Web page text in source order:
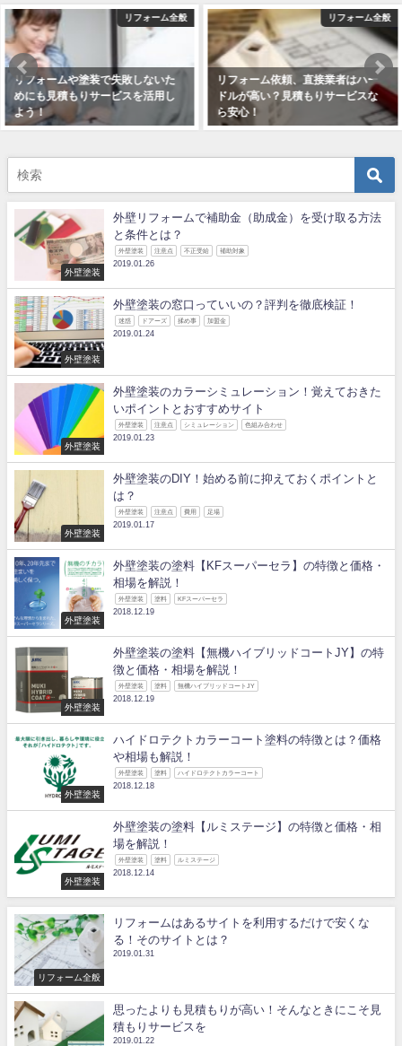
リフォーム全般
リフォーム依頼、直接業者はハー
ドルが高い？見積もりサービスな
ら安心！
リフォーム全般
リフォームや塗装の際には客観的
に見るために見積もりサービスを
2018年11月24日
外壁塗装
外壁リフォームで補助金（助成金）を受け取る方法
と条件とは？
外壁塗装 注意点 不正受給 補助対象
2019.01.26
外壁塗装
外壁塗装の窓口っていいの？評判を徹底検証！
迷惑 ドアーズ 揉め事 加盟金
2019.01.24
外壁塗装
外壁塗装のカラーシミュレーション！覚えておきた
いポイントとおすすめサイト
外壁塗装 注意点 シミュレーション 色組み合わせ
2019.01.23
外壁塗装
外壁塗装のDIY！始める前に抑えておくポイントと
は？
外壁塗装 注意点 費用 足場
2019.01.17
外壁塗装
外壁塗装の塗料【KFスーパーセラ】の特徴と価格・
相場を解説！
外壁塗装 塗料 KFスーパーセラ
2018.12.19
外壁塗装
外壁塗装の塗料【無機ハイブリッドコートJY】の特
徴と価格・相場を解説！
外壁塗装 塗料 無機ハイブリッドコートJY
2018.12.19
外壁塗装
ハイドロテクトカラーコート塗料の特徴とは？価格
や相場も解説！
外壁塗装 塗料 ハイドロテクトカラーコート
2018.12.18
外壁塗装
外壁塗装の塗料【ルミステージ】の特徴と価格・相
場を解説！
外壁塗装 塗料 ルミステージ
2018.12.14
リフォーム全般
リフォームはあるサイトを利用するだけで安くな
る！そのサイトとは？
2019.01.31
思ったよりも見積もりが高い！そんなときにこそ見
積もりサービスを
2019.01.22